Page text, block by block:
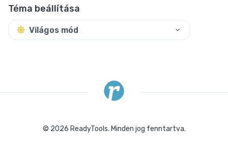
Téma beállítása
Világos mód
© 2026 ReadyTools. Minden jog fenntartva.